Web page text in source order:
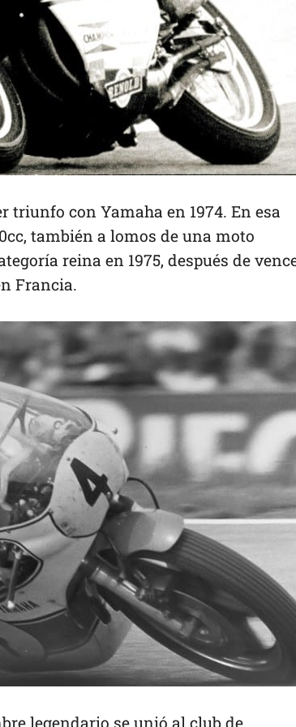
con Yamaha en 1974. En esa
también a lomos de una moto
reina en 1975, después de
Francia.
legendario se unió al club de